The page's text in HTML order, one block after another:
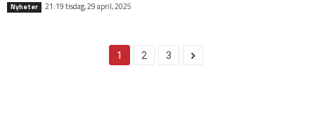
Nyheter 21:19 tisdag, 29 april, 2025
1 2 3